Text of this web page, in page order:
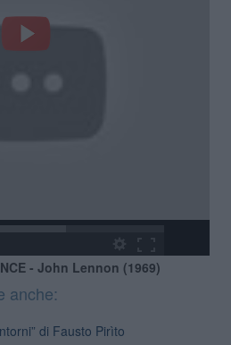
- John Lennon (1969)
anche:
di Fausto Pirìto